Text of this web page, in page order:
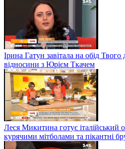
Ірина Гатун завітала на обід Твого
відносини з Юрієм Ткачем
Леся Микитина готує італійський
курячими мітболами та пікантні